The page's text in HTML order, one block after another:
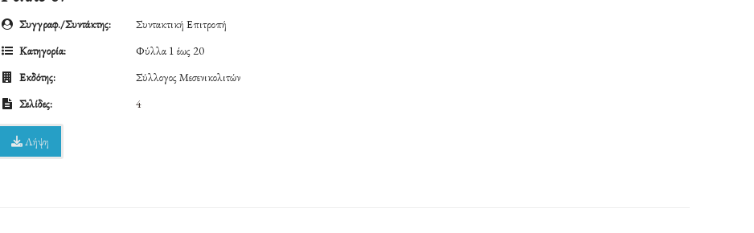
Συγγραφ./Συντάκτης:
Συντακτική Επιτροπή
Κατηγορία:
Φύλλα 1 έως 20
Εκδότης:
Σύλλογος Μεσενικολιτών
Σελίδες:
4
Λήψη